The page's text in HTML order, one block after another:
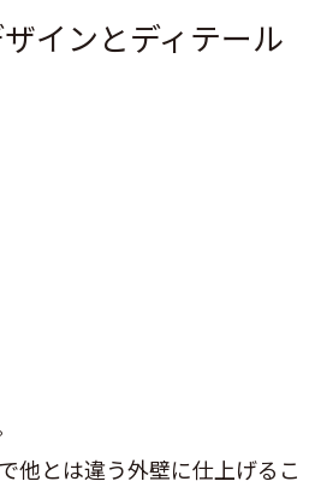
インとディテール
他とは違う外壁に仕上げるこ